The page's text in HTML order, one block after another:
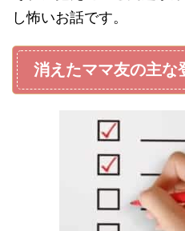
し怖いお話です。
消えたママ友の主な